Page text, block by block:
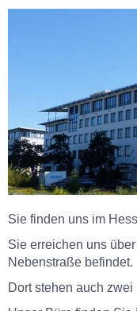
Sie finden uns im
Sie erreichen uns
Nebenstraße befindet.
Dort stehen auch